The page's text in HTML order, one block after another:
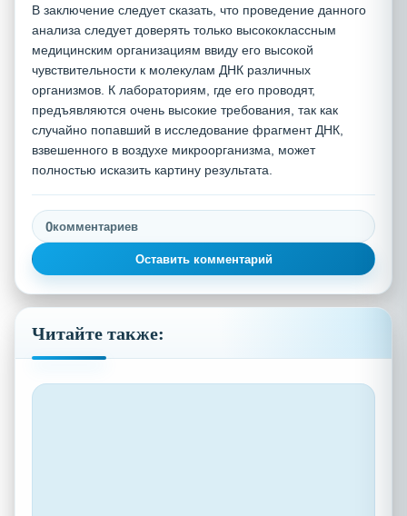
В заключение следует сказать, что проведение данного
анализа следует доверять только высококлассным
медицинским организациям ввиду его высокой
чувствительности к молекулам ДНК различных
организмов. К лабораториям, где его проводят,
предъявляются очень высокие требования, так как
случайно попавший в исследование фрагмент ДНК,
взвешенного в воздухе микроорганизма, может
полностью исказить картину результата.
0комментариев
Оставить комментарий
Читайте также: